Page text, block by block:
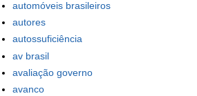
automóveis brasileiros
autores
autossuficiência
av brasil
avaliação governo
avanco